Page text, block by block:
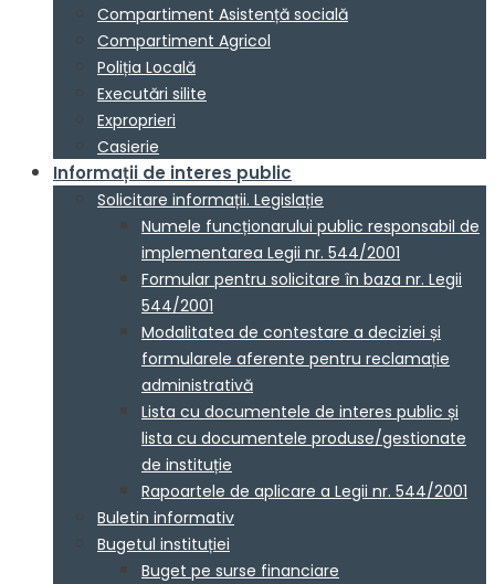
Compartiment Asistență socială
Compartiment Agricol
Poliția Locală
Executări silite
Exproprieri
Casierie
Informații de interes public
Solicitare informații. Legislație
Numele funcționarului public responsabil de
implementarea Legii nr. 544/2001
Formular pentru solicitare în baza nr. Legii
544/2001
Modalitatea de contestare a deciziei și
formularele aferente pentru reclamație
administrativă
Lista cu documentele de interes public și
lista cu documentele produse/gestionate
de instituție
Rapoartele de aplicare a Legii nr. 544/2001
Buletin informativ
Bugetul instituției
Buget pe surse financiare